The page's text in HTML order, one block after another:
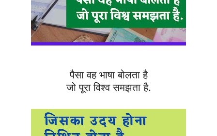
पैसा वह भाषा बोलता है
जो पूरा विश्व समझता है.